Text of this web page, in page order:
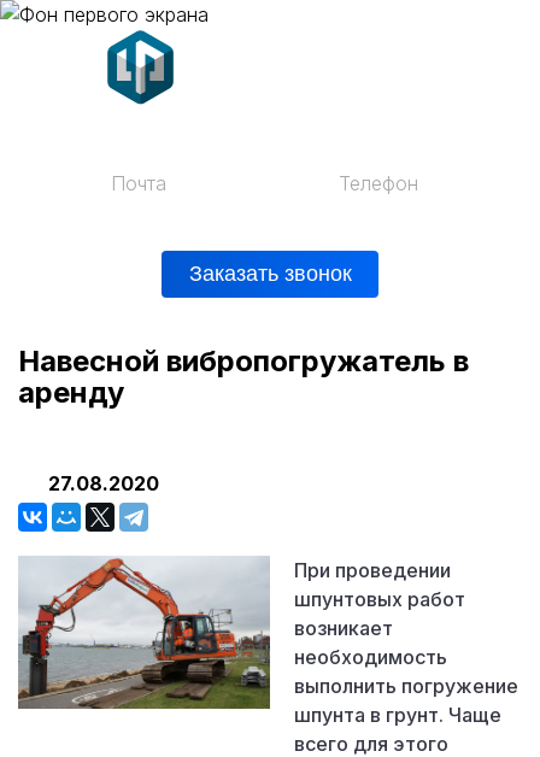
Почта
Телефон
Заказать звонок
Навесной вибропогружатель в
аренду
27.08.2020
При проведении
шпунтовых работ
возникает
необходимость
выполнить погружение
шпунта в грунт. Чаще
всего для этого